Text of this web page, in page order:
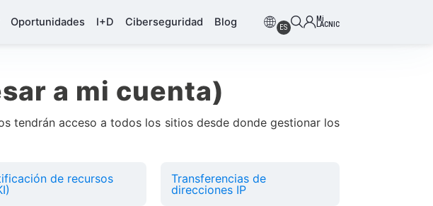
Oportunidades I+D Ciberseguridad Blog ES
Mi
LACNIC
a mi cuenta)
tendrán acceso a todos los sitios desde donde gestionar los
de recursos
Transferencias de
direcciones IP